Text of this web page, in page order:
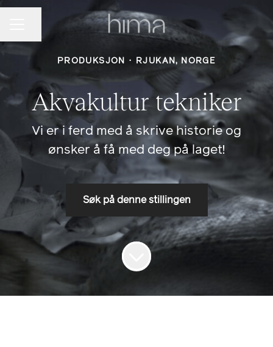
PRODUKSJON · RJUKAN, NORGE
Akvakultur tekniker
Vi er i ferd med å skrive historie og
ønsker å få med deg på laget!
Søk på denne stillingen